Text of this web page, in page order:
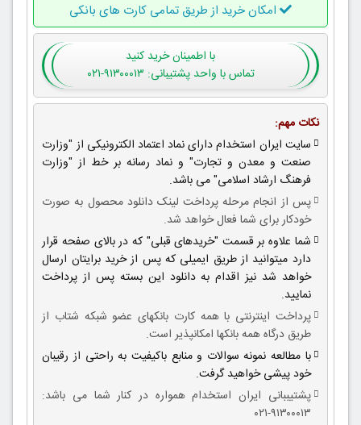
امکان خرید از طریق تمامی کارت های بانکی
با اطمینانخرید کنید
تماس با واحد پشتیبانی: ۹۱۳۰۰۰۱۳-۰۲۱
نکات مهم:
سایت ایران استخدام دارای نماد اعتماد الکترونیکی از "وزارت
صنعت و معدن و تجارت" و نماد رسانه بر خط از "وزارت
فرهنگ ارشاد اسلامی" می باشد.
پس از انجام مرحله پرداخت لینک دانلود محصول به صورت
خودکار برای شما فعال خواهد شد.
شما علاوه بر قسمت "خریدهای قبلی" که در بالای صفحه قرار
دارد میتوانید از طریق ایمیلی که پس از خرید برایتان ارسال
خواهد شد نیز اقدام به دانلود این بسته پس از پرداخت
نمایید.
پرداخت اینترنتی با همه کارت بانکهای عضو شبکه شتاب از
طریق درگاه همه بانکها امکانپذیر است.
با مطالعه نمونه سوالات و منابع باکیفیت به راحتی از رقیبان
خود پیشی خواهید گرفت.
پشتیببانی ایران استخدام همواره در کنار شما می باشد:
۹۱۳۰۰۰۱۳-۰۲۱